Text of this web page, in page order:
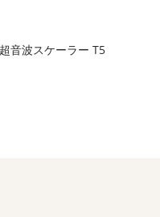
音波スケーラー T5